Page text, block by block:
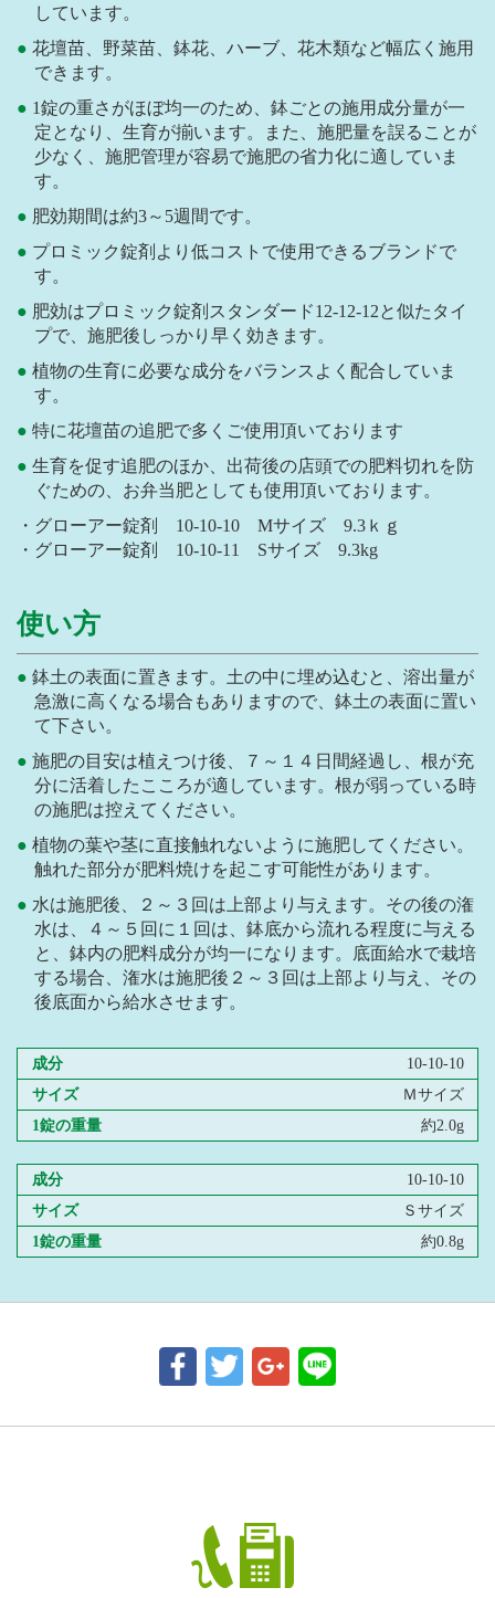
しています。
花壇苗、野菜苗、鉢花、ハーブ、花木類など幅広く施用
できます。
1錠の重さがほぼ均一のため、鉢ごとの施用成分量が一
定となり、生育が揃います。また、施肥量を誤ることが
少なく、施肥管理が容易で施肥の省力化に適していま
す。
肥効期間は約3～5週間です。
プロミック錠剤より低コストで使用できるブランドで
す。
肥効はプロミック錠剤スタンダード12-12-12と似たタイ
プで、施肥後しっかり早く効きます。
植物の生育に必要な成分をバランスよく配合していま
す。
特に花壇苗の追肥で多くご使用頂いております
生育を促す追肥のほか、出荷後の店頭での肥料切れを防
ぐための、お弁当肥としても使用頂いております。
・グローアー錠剤 10-10-10 Mサイズ 9.3ｋｇ
・グローアー錠剤 10-10-11 Sサイズ 9.3kg
使い方
鉢土の表面に置きます。土の中に埋め込むと、溶出量が
急激に高くなる場合もありますので、鉢土の表面に置い
て下さい。
施肥の目安は植えつけ後、７～１４日間経過し、根が充
分に活着したこころが適しています。根が弱っている時
の施肥は控えてください。
植物の葉や茎に直接触れないように施肥してください。
触れた部分が肥料焼けを起こす可能性があります。
水は施肥後、２～３回は上部より与えます。その後の潅
水は、４～５回に１回は、鉢底から流れる程度に与える
と、鉢内の肥料成分が均一になります。底面給水で栽培
する場合、潅水は施肥後２～３回は上部より与え、その
後底面から給水させます。
成分
10-10-10
サイズ
Ｍサイズ
1錠の重量
約2.0g
成分
10-10-10
サイズ
Ｓサイズ
1錠の重量
約0.8g